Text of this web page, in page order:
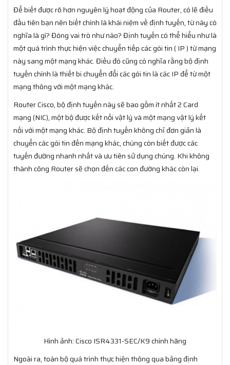
Để biết được rõ hơn nguyên lý hoạt động của Router, có lẽ điều
đầu tiên bạn nên biết chính là khái niệm về định tuyến, từ này có
nghĩa là gì? Đóng vai trò như nào? Định tuyến có thể hiểu như là
một quá trình thực hiện việc chuyển tiếp các gói tin ( IP ) từ mạng
này sang một mạng khác. Điều đó cũng có nghĩa rằng bộ định
tuyến chính là thiết bi chuyển đổi các gói tin là các IP để từ một
mạng thông với một mạng khác.
Router Cisco, bộ định tuyến này sẽ bao gồm ít nhất 2 Card
mạng (NIC), một bộ được kết nối vật lý và một mạng vật lý kết
nối với một mạng khác. Bộ định tuyến không chỉ đơn giản là
chuyển các gói tin đến mạng khác, chúng còn biết được các
tuyến đường nhanh nhất và ưu tiên sử dụng chúng. Khi không
thành công Router sẽ chọn đến các con đường khác còn lại.
Hình ảnh: Cisco ISR4331-SEC/K9 chính hãng
Ngoài ra, toàn bộ quá trình thực hiện thông qua bảng định